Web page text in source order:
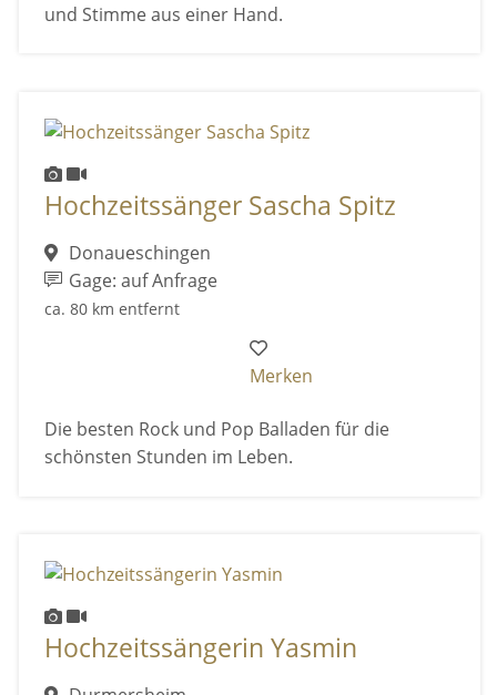
und Stimme aus einer Hand.
Hochzeitssänger Sascha Spitz
Donaueschingen
Gage: auf Anfrage
ca. 80 km entfernt
Merken
Die besten Rock und Pop Balladen für die
schönsten Stunden im Leben.
Hochzeitssängerin Yasmin